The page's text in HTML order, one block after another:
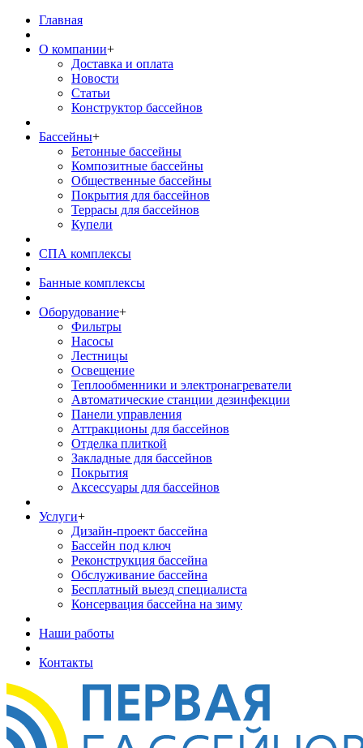
Главная
О компании+
Доставка и оплата
Новости
Статьи
Конструктор бассейнов
Бассейны+
Бетонные бассейны
Композитные бассейны
Общественные бассейны
Покрытия для бассейнов
Террасы для бассейнов
Купели
СПА комплексы
Банные комплексы
Оборудование+
Фильтры
Насосы
Лестницы
Освещение
Теплообменники и электронагреватели
Автоматические станции дезинфекции
Панели управления
Аттракционы для бассейнов
Отделка плиткой
Закладные для бассейнов
Покрытия
Аксессуары для бассейнов
Услуги+
Дизайн-проект бассейна
Бассейн под ключ
Реконструкция бассейна
Обслуживание бассейна
Бесплатный выезд специалиста
Консервация бассейна на зиму
Наши работы
Контакты